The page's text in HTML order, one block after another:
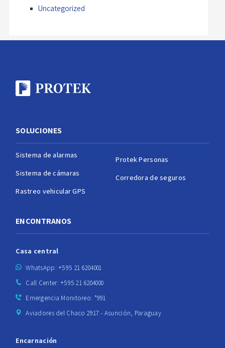
Uncategorized
SOLUCIONES
Sistema de alarmas
Sistema de cámaras
Rastreo vehicular GPS
Protek Personas
Corredora de seguros
ENCONTRANOS
Casa central
WhatsApp: +595 21 6204001
Call Center: +595 21 6204000
Emergencia Monitoreo: *991
Aviadores del Chaco 2917 - Asunción, Paraguay
Encarnación